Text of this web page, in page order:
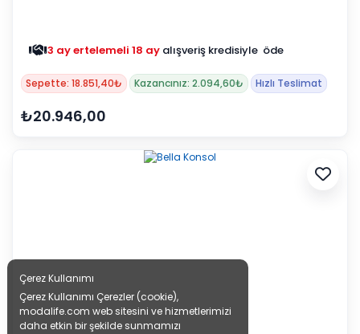
3 ay ertelemeli 18 ay alışveriş kredisiyle öde
Sepette: 18.851,40₺ Kazancınız: 2.094,60₺ Hızlı Teslimat
₺20.946,00
Çerez Kullanımı
Çerez Kullanımı Çerezler (cookie),
modalife.com web sitesini ve hizmetlerimizi
daha etkin bir şekilde sunmamızı